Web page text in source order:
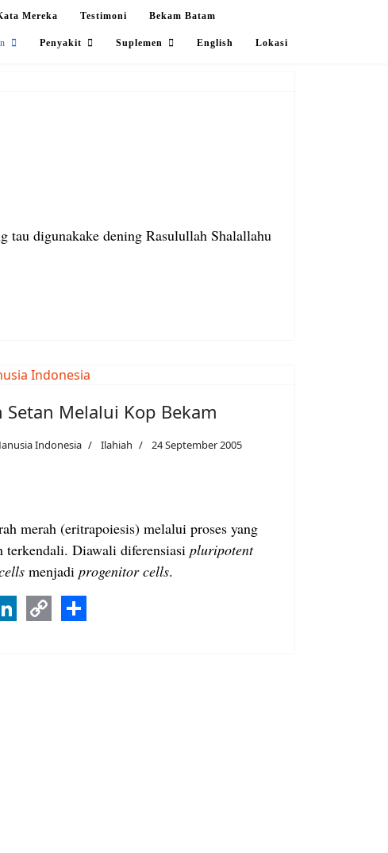
Mereka Testimoni Bekam Batam
Penyakit Suplemen English Lokasi
tau digunakake dening Rasulullah Shalallahu
Melalui Kop Bekam
Indonesia Ilahiah 24 September 2005
merah (eritrapoiesis) melalui proses yang
terkendali. Diawali diferensiasi pluripotent
menjadi progenitor cells.